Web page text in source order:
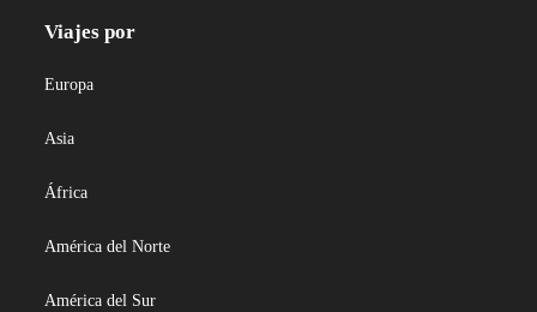
Viajes por
Europa
Asia
África
América del Norte
América del Sur